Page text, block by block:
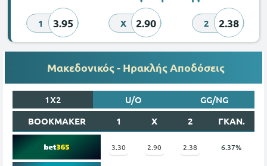
1 3.95 X 2.90 2 2.38
Μακεδονικός - Ηρακλής Αποδόσεις
1X2 U/O
GG/NG
BOOKMAKER
1 X 2 ΓΚΑΝ.
3.30 2.90 2.38 6.37%